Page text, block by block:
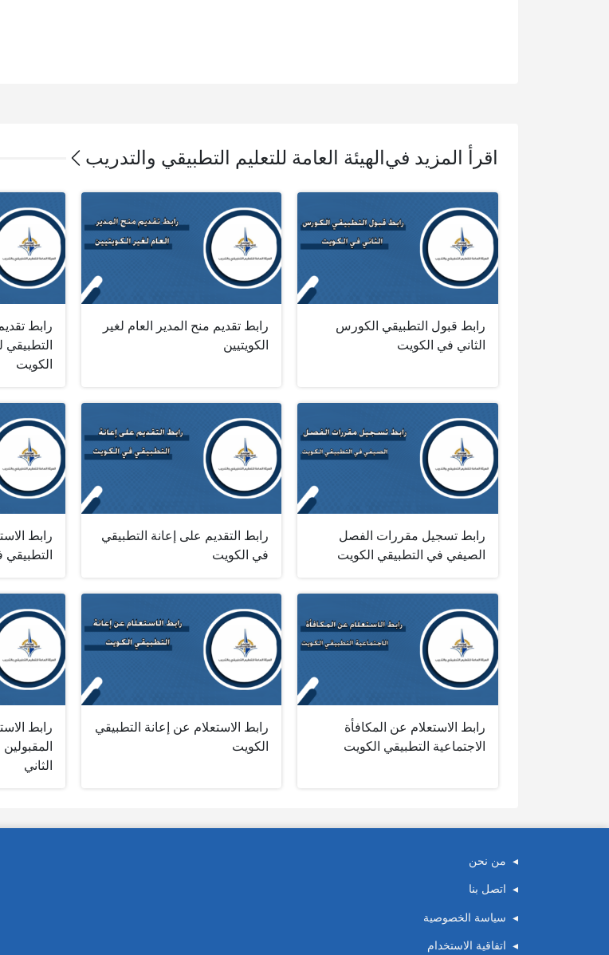
اقرأ المزيد في الهيئة العامة للتعليم التطبيقي والتدريب
رابط قبول التطبيقي الكورس
الثاني في الكويت
رابط تقديم منح المدير العام لغير
الكويتيين
رابط
الكويت
رابط تسجيل مقررات الفصل
الصيفي في التطبيقي الكويت
رابط التقديم على إعانة التطبيقي
في الكويت
رابط
رابط الاستعلام عن المكافأة
الاجتماعية التطبيقي الكويت
رابط الاستعلام عن إعانة التطبيقي
الكويت
رابط
الثاني
من نحن
اتصل بنا
سياسة الخصوصية
اتفاقية الاستخدام